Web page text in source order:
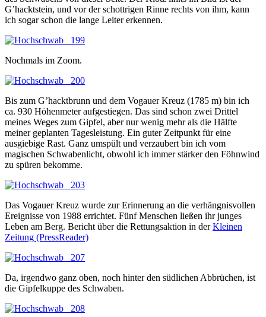
G’hacktstein, und vor der schottrigen Rinne rechts von ihm, kann
ich sogar schon die lange Leiter erkennen.
Nochmals im Zoom.
Bis zum G’hacktbrunn und dem Vogauer Kreuz (1785 m) bin ich
ca. 930 Höhenmeter aufgestiegen. Das sind schon zwei Drittel
meines Weges zum Gipfel, aber nur wenig mehr als die Hälfte
meiner geplanten Tagesleistung. Ein guter Zeitpunkt für eine
ausgiebige Rast. Ganz umspült und verzaubert bin ich vom
magischen Schwabenlicht, obwohl ich immer stärker den Föhnwind
zu spüren bekomme.
Das Vogauer Kreuz wurde zur Erinnerung an die verhängnisvollen
Ereignisse von 1988 errichtet. Fünf Menschen ließen ihr junges
Leben am Berg. Bericht über die Rettungsaktion in derKleinen
Zeitung (PressReader)
Da, irgendwo ganz oben, noch hinter den südlichen Abbrüchen, ist
die Gipfelkuppe des Schwaben.